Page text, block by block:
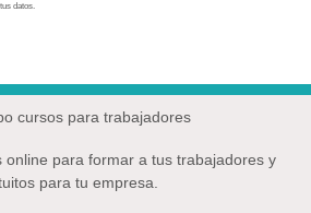
datos.
online para formar a tus trabajadores y
para tu empresa.